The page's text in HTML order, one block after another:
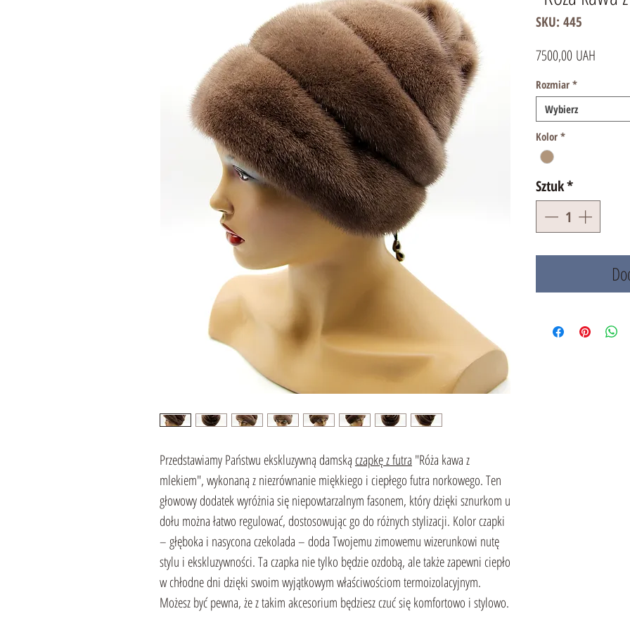
Przedstawiamy Państwu ekskluzywną damską czapkę z futra "Róża kawa z
mlekiem", wykonaną z niezrównanie miękkiego i ciepłego futra norkowego. Ten
głowowy dodatek wyróżnia się niepowtarzalnym fasonem, który dzięki sznurkom u
dołu można łatwo regulować, dostosowując go do różnych stylizacji. Kolor czapki
– głęboka i nasycona czekolada – doda Twojemu zimowemu wizerunkowi nutę
stylu i ekskluzywności. Ta czapka nie tylko będzie ozdobą, ale także zapewni ciepło
w chłodne dni dzięki swoim wyjątkowym właściwościom termoizolacyjnym.
Możesz być pewna, że z takim akcesorium będziesz czuć się komfortowo i stylowo.
SKU: 445
7500,00 UAH
Rozmiar *
Wybierz
Kolor *
Sztuk*